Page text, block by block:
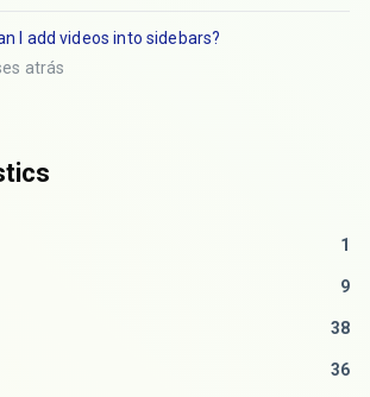
I add videos into sidebars?
atrás
1
9
38
36